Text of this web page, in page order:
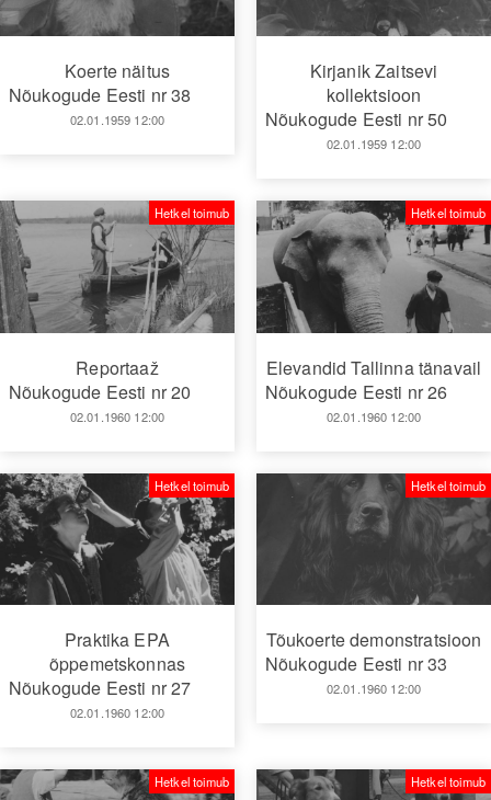
Koerte näitus
Nõukogude Eesti nr 38
02.01.1959 12:00
Kirjanik Zaitsevi
kollektsioon
Nõukogude Eesti nr 50
02.01.1959 12:00
Reportaaž
Nõukogude Eesti nr 20
02.01.1960 12:00
Hetkel toimub
Elevandid Tallinna tänavail
Nõukogude Eesti nr 26
02.01.1960 12:00
Hetkel toimub
Praktika EPA
õppemetskonnas
Nõukogude Eesti nr 27
02.01.1960 12:00
Hetkel toimub
Tõukoerte demonstratsioon
Nõukogude Eesti nr 33
02.01.1960 12:00
Hetkel toimub
Hetkel toimub Hetkel toimub